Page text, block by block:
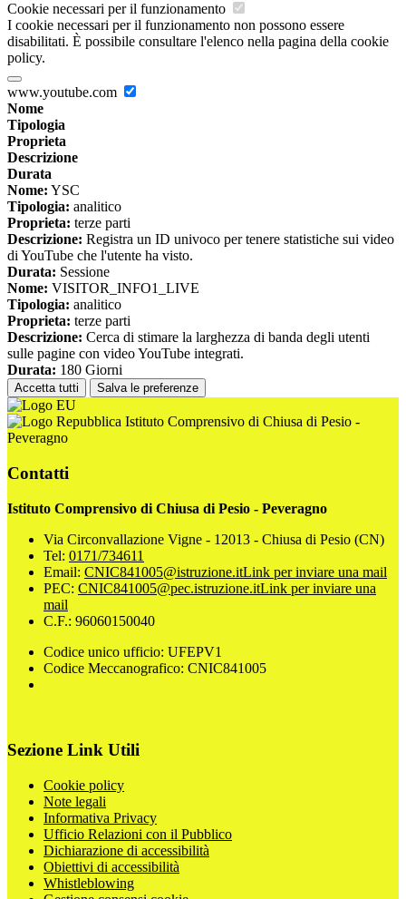
Cookie necessari per il funzionamento
I cookie necessari per il funzionamento non possono essere
disabilitati. È possibile consultare l'elenco nella pagina della cookie
policy.
www.youtube.com
Nome
Tipologia
Proprieta
Descrizione
Durata
Nome: YSC
Tipologia: analitico
Proprieta: terze parti
Descrizione: Registra un ID univoco per tenere statistiche sui video
di YouTube che l'utente ha visto.
Durata: Sessione
Nome: VISITOR_INFO1_LIVE
Tipologia: analitico
Proprieta: terze parti
Descrizione: Cerca di stimare la larghezza di banda degli utenti
sulle pagine con video YouTube integrati.
Durata: 180 Giorni
Accetta tutti Salva le preferenze
Istituto Comprensivo di Chiusa di Pesio -
Peveragno
Contatti
Istituto Comprensivo di Chiusa di Pesio - Peveragno
Via Circonvallazione Vigne - 12013 - Chiusa di Pesio (CN)
Tel: 0171/734611
Email: CNIC841005@istruzione.itLink per inviare una mail
PEC: CNIC841005@pec.istruzione.itLink per inviare una
mail
C.F.: 96060150040
Codice unico ufficio: UFEPV1
Codice Meccanografico: CNIC841005
Sezione Link Utili
Cookie policy
Note legali
Informativa Privacy
Ufficio Relazioni con il Pubblico
Dichiarazione di accessibilità
Obiettivi di accessibilità
Whistleblowing